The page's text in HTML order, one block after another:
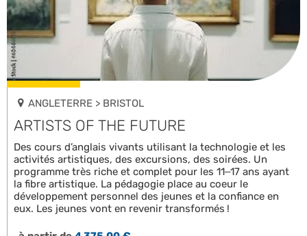
ANGLETERRE > BRISTOL
ARTISTS OF THE FUTURE
Des cours d’anglais vivants utilisant la technologie et les
activités artistiques, des excursions, des soirées. Un
programme très riche et complet pour les 11–17 ans ayant
la fibre artistique. La pédagogie place au coeur le
développement personnel des jeunes et la confiance en
eux. Les jeunes vont en revenir transformés !